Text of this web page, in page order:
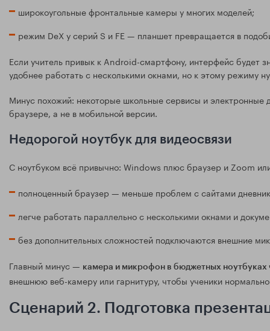
широкоугольные фронтальные камеры у многих моделей;
режим DeX у серий S и FE — планшет превращается в
Если учитель привык к Android-смартфону, интерфейс будет
удобнее работать с несколькими окнами, но к этому режиму
Минус похожий: некоторые школьные сервисы и электронные
браузере, а не в мобильной версии.
Недорогой ноутбук для видеосвязи
С ноутбуком всё привычно: Windows плюс браузер и Zoom
полноценный браузер — меньше проблем с сайтами
легче работать параллельно с несколькими окнами и
без дополнительных сложностей подключаются внешние
Главный минус — камера и микрофон в бюджетных ноутбуках
внешнюю веб-камеру или гарнитуру, чтобы ученики
Сценарий 2. Подготовка